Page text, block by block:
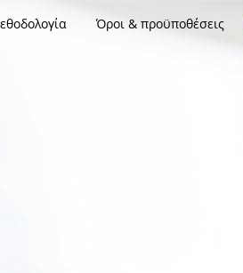
Όροι & προϋποθέσεις